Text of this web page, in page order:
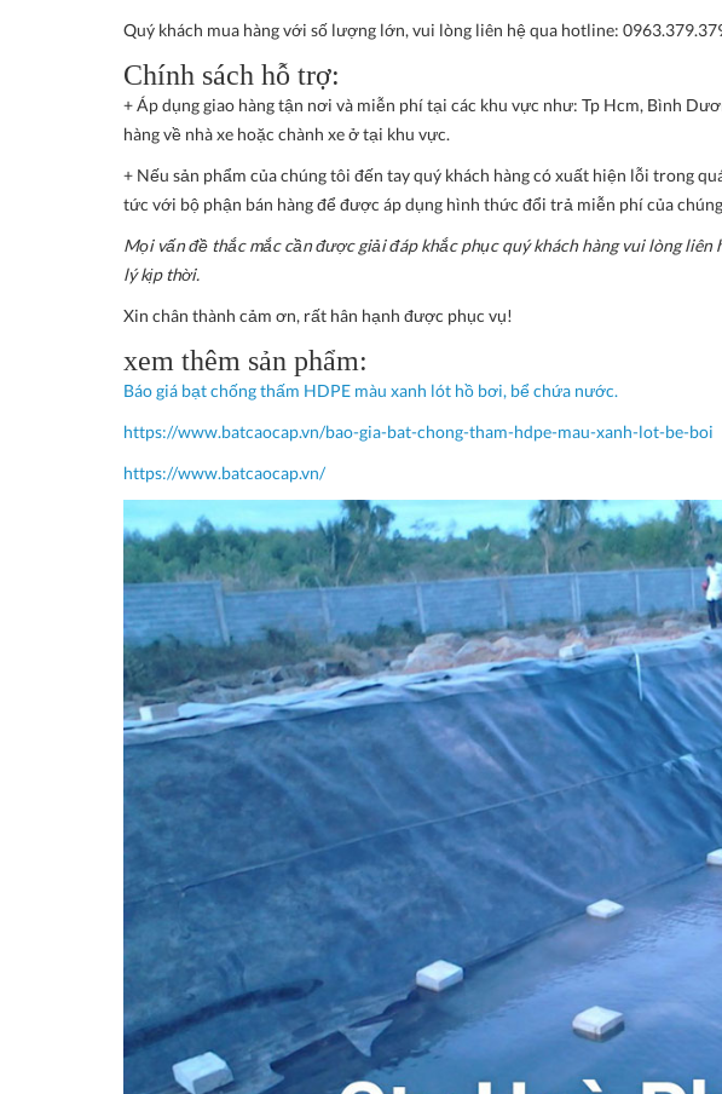
Quý khách mua hàng với số lượng lớn, vui lòng liên hệ qua hotline:
Chính sách hỗ trợ:
+ Áp dụng giao hàng tận nơi và miễn phí tại các khu vực như: Tp Hcm, Bình
hàng về nhà xe hoặc chành xe ở tại khu vực.
+ Nếu sản phẩm của chúng tôi đến tay quý khách hàng có xuất hiện lỗi trong
tức với bộ phận bán hàng để được áp dụng hình thức đổi trả miễn phí của
Mọi vấn đề thắc mắc cần được giải đáp khắc phục quý khách hàng vui lòng
lý kịp thời.
Xin chân thành cảm ơn, rất hân hạnh được phục vụ!
xem thêm sản phẩm:
Báo giá bạt chống thấm HDPE màu xanh lót hồ bơi, bể chứa nước.
https://www.batcaocap.vn/bao-gia-bat-chong-tham-hdpe-mau-xanh-lot-be-boi
https://www.batcaocap.vn/